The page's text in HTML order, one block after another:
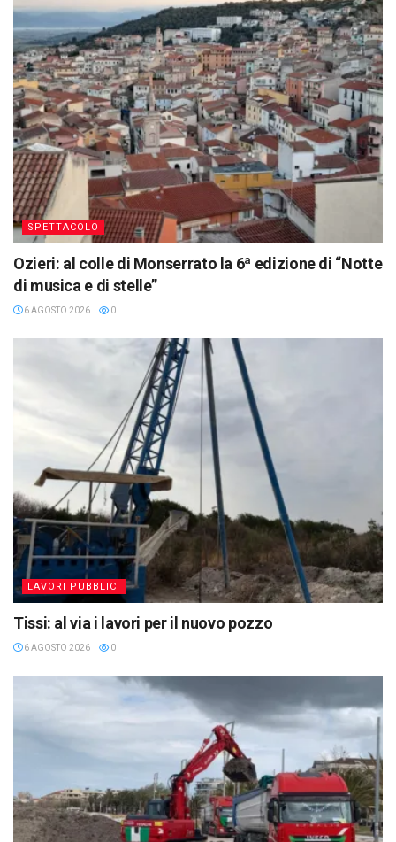
SPETTACOLO
Ozieri: al colle di Monserrato la 6ª edizione di “Notte
di musica e di stelle”
6 AGOSTO 2026 0
LAVORI PUBBLICI
Tissi: al via i lavori per il nuovo pozzo
6 AGOSTO 2026 0